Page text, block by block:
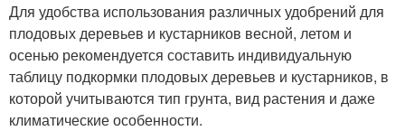
Для удобства использования различных удобрений для
плодовых деревьев и кустарников весной, летом и
осенью рекомендуется составить индивидуальную
таблицу подкормки плодовых деревьев и кустарников, в
которой учитываются тип грунта, вид растения и даже
климатические особенности.